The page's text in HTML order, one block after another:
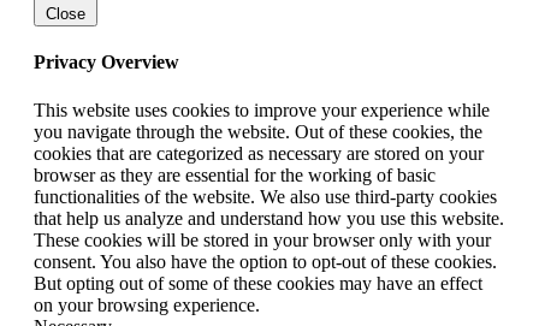
Close
Privacy Overview
This website uses cookies to improve your experience while
you navigate through the website. Out of these cookies, the
cookies that are categorized as necessary are stored on your
browser as they are essential for the working of basic
functionalities of the website. We also use third-party cookies
that help us analyze and understand how you use this website.
These cookies will be stored in your browser only with your
consent. You also have the option to opt-out of these cookies.
But opting out of some of these cookies may have an effect
on your browsing experience.